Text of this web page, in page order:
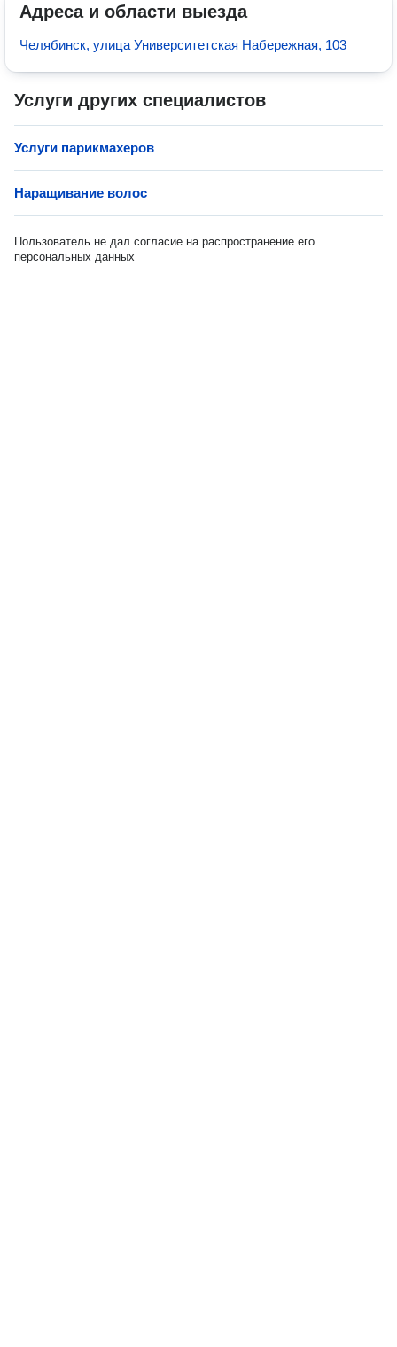
Адреса и области выезда
Челябинск, улица Университетская Набережная, 103
Услуги других специалистов
Услуги парикмахеров
Наращивание волос
Пользователь не дал согласие на распространение его
персональных данных